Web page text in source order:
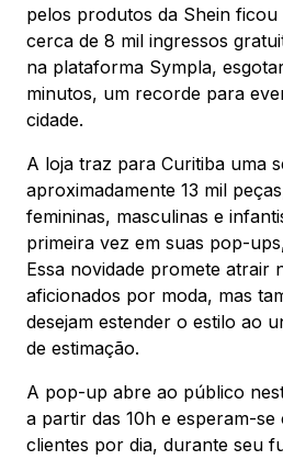
Comodidades
Mapa Virtual
pelos produtos da Shein ficou
cerca de 8 mil ingressos
na plataforma Sympla,
minutos, um recorde para
cidade.
A loja traz para Curitiba uma
aproximadamente 13 mil
femininas, masculinas e
primeira vez em suas pop-
Essa novidade promete atrair
aficionados por moda, mas
desejam estender o estilo ao
de estimação.
A pop-up abre ao público
a partir das 10h e esperam-se
clientes por dia, durante seu